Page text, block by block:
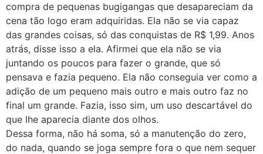
compra de pequenas bugigangas que desapareciam da
cena tão logo eram adquiridas. Ela não se via capaz
das grandes coisas, só das conquistas de R$ 1,99. Anos
atrás, disse isso a ela. Afirmei que ela não se via
juntando os poucos para fazer o grande, que só
pensava e fazia pequeno. Ela não conseguia ver como a
adição de um pequeno mais outro e mais outro faz no
final um grande. Fazia, isso sim, um uso descartável do
que lhe aparecia diante dos olhos.
Dessa forma, não há soma, só a manutenção do zero,
do nada, quando se joga sempre fora o que nem sequer